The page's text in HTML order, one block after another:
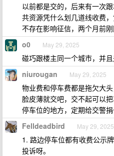
以前都是交的，后来有一次
共资源凭什么划几道线收费
不存在影响征信，两个月前刚
o0 May 29, 2025
碰巧跟楼主同一个城市，并
niurougan May 29, 2025
物业费和停车费都是拖欠大
脸皮薄就交吧，交不起可以
停车位的地方，定期给交警
Felldeadbird May 29, 2025
1. 路边停车位都有收费公示
投诉呀。